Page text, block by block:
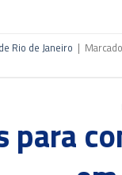
Rio de Janeiro | Marcado
para